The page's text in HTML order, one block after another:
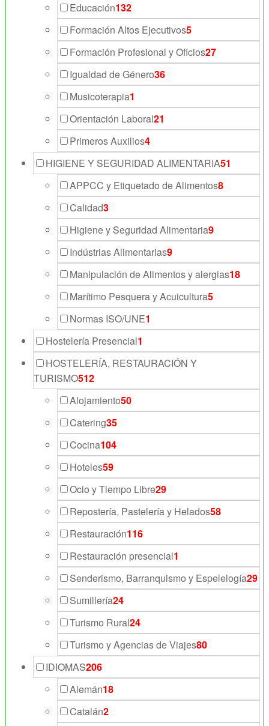
Educación132
Formación Altos Ejecutivos5
Formación Profesional y Oficios27
Igualdad de Género36
Musicoterapia1
Orientación Laboral21
Primeros Auxilios4
HIGIENE Y SEGURIDAD ALIMENTARIA51
APPCC y Etiquetado de Alimentos8
Calidad3
Higiene y Seguridad Alimentaria9
Indústrias Alimentarias9
Manipulación de Alimentos y alergias18
Marítimo Pesquera y Acuicultura5
Normas ISO/UNE1
Hostelería Presencial1
HOSTELERÍA, RESTAURACIÓN Y
TURISMO512
Alojamiento50
Catering35
Cocina104
Hoteles59
Ocio y Tiempo Libre29
Repostería, Pastelería y Helados58
Restauración116
Restauración presencial1
Senderismo, Barranquismo y Espelelogía29
Sumillería24
Turismo Rural24
Turismo y Agencias de Viajes80
IDIOMAS206
Alemán18
Catalán2